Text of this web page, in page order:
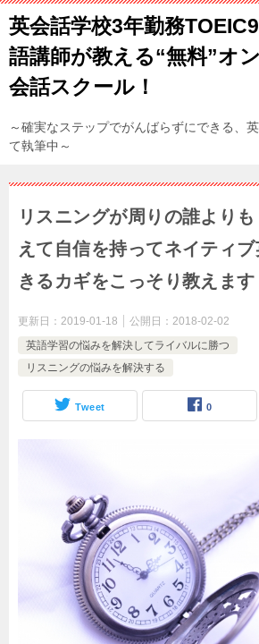
英会話学校3年勤務
語講師が教える“無料”オ
会話スクール！
～確実なステップでがんばらずにできる、
て執筆中～
リスニングが周りの誰より
えて自信を持ってネイティ
きるカギをこっそり教えます
更新日： 2019-01-18 公開日： 2018-02-02
英語学習の悩みを解決してライバルに勝つ
リスニングの悩みを解決する
Tweet 0